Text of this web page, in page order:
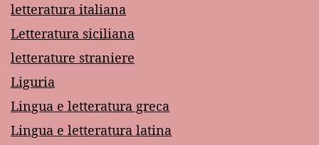
letteratura italiana
Letteratura siciliana
letterature straniere
Liguria
Lingua e letteratura greca
Lingua e letteratura latina